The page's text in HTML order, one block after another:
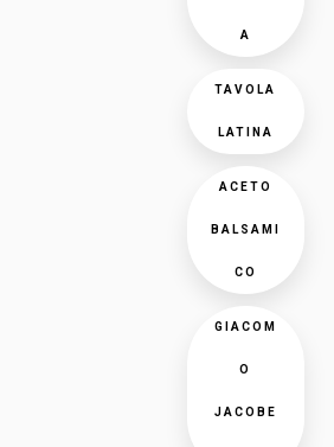
A
TAVOLA
LATINA
ACETO
BALSAMI
CO
GIACOM
O
JACOBE